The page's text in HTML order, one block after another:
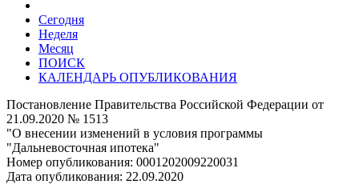
Сегодня
Неделя
Месяц
ПОИСК
КАЛЕНДАРЬ ОПУБЛИКОВАНИЯ
Постановление Правительства Российской Федерации от
21.09.2020 № 1513
"О внесении изменений в условия программы
"Дальневосточная ипотека"
Номер опубликования: 0001202009220031
Дата опубликования: 22.09.2020